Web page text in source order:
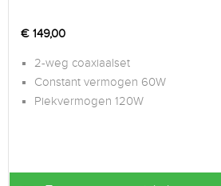
€ 149,00
2-weg coaxiaalset
Constant vermogen 60W
Piekvermogen 120W